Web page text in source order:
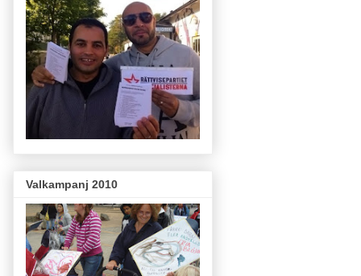
Valkampanj 2010